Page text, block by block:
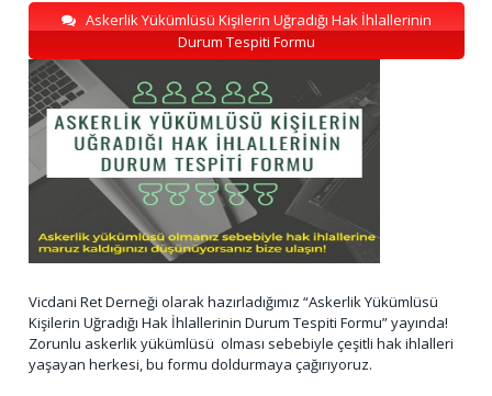
Askerlik Yükümlüsü Kişilerin Uğradığı Hak İhlallerinin
Durum Tespiti Formu
Vicdani Ret Derneği olarak hazırladığımız “Askerlik Yükümlüsü
Kişilerin Uğradığı Hak İhlallerinin Durum Tespiti Formu” yayında!
Zorunlu askerlik yükümlüsü olması sebebiyle çeşitli hak ihlalleri
yaşayan herkesi, bu formu doldurmaya çağırıyoruz.